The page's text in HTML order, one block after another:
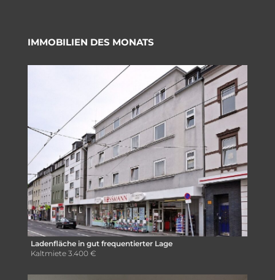
IMMOBILIEN DES MONATS
Ladenfläche in gut frequentierter Lage
Kaltmiete 3.400 €